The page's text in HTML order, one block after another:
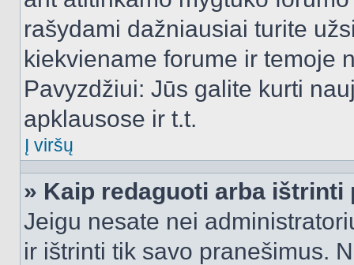
rašydami dažniausiai turite
kiekviename forume ir temoje
Pavyzdžiui: Jūs galite kurti
apklausose ir t.t.
Į viršų
» Kaip redaguoti arba ištrinti
Jeigu nesate nei
ir ištrinti tik savo pranešimus.